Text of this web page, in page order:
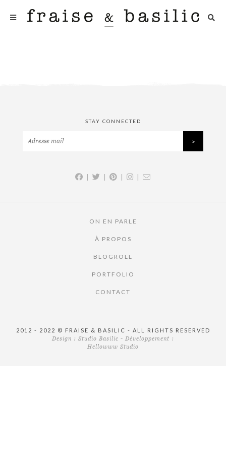
STAY CONNECTED
| | | |
ON EN PARLE
À PROPOS
BLOGROLL
PORTFOLIO
CONTACT
2012 - 2022 © FRAISE & BASILIC - ALL RIGHTS RESERVED
Design : Studio Basilic - Développement :
Hellowww Studio